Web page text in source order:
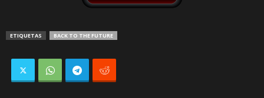
ETIQUETAS BACK TO THE FUTURE